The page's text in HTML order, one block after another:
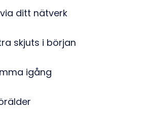
ditt nätverk
skjuts i början
igång